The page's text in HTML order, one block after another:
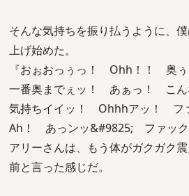
そんな気持ちを振り払うように、
上げ始めた。
『おぉおっぅっ！ Ohh！！ 奥
一番奥までぇッ！ あぁっ！ こん
気持ちイイッ！ Ohhhアッ！
Ah！ あっンッ&#9825; ファック
アリーさんは、もう体がガクガク
前と言った感じだ。